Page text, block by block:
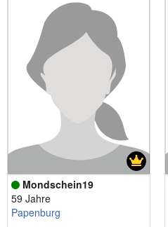
Mondschein19
59 Jahre
Papenburg